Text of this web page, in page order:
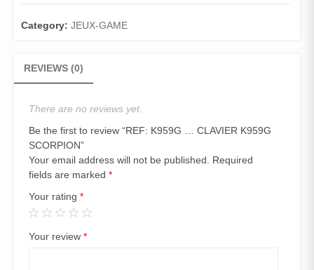
SCORPION
Category: JEUX-GAME
REVIEWS (0)
There are no reviews yet.
Be the first to review “REF: K959G … CLAVIER K959G
SCORPION”
Your email address will not be published.
Required
fields are marked *
Your rating *
Your review *